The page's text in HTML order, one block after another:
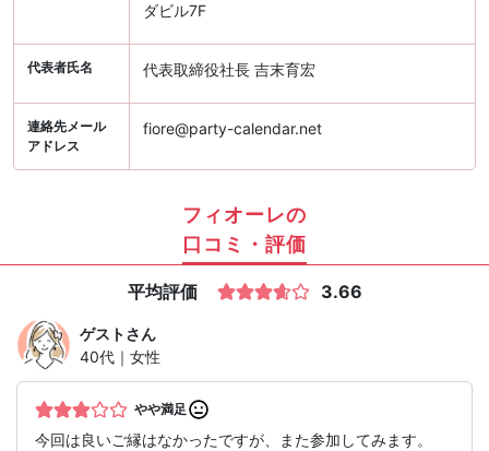
ダビル7F
代表者氏名 代表取締役社長 吉末育宏
連絡先メール
アドレス
fiore@party-calendar.net
フィオーレの
口コミ・評価
平均評価 3.66
ゲストさん
40代｜女性
やや満足
今回は良いご縁はなかったですが、また参加してみます。